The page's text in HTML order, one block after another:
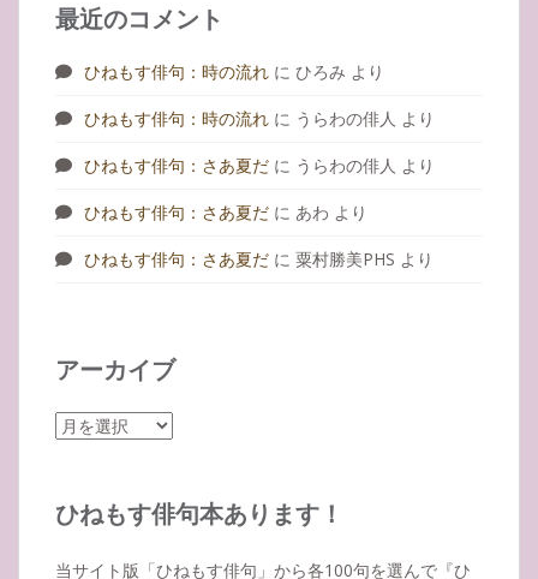
最近のコメント
ひねもす俳句：時の流れ に ひろみ より
ひねもす俳句：時の流れ に うらわの俳人 より
ひねもす俳句：さあ夏だ に うらわの俳人 より
ひねもす俳句：さあ夏だ に あわ より
ひねもす俳句：さあ夏だ に 粟村勝美PHS より
アーカイブ
ア
イ
ひねもす俳句本あります！
当サイト版「ひねもす俳句」から各100句を選んで『ひ